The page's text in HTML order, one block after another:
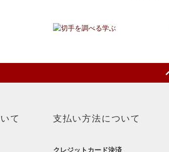
て 支払い方法について
クレジットカード決済